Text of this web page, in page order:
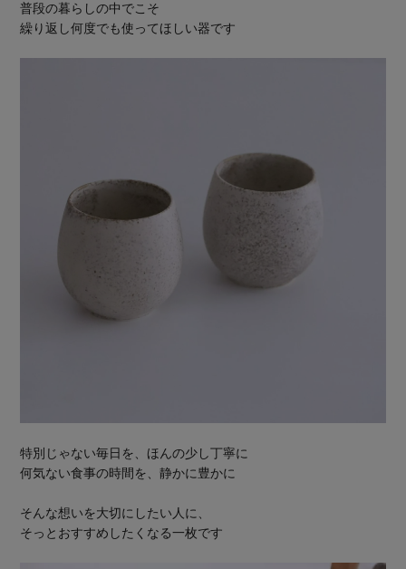
普段の暮らしの中でこそ
繰り返し何度でも使ってほしい器です
特別じゃない毎日を、ほんの少し丁寧に
何気ない食事の時間を、静かに豊かに
そんな想いを大切にしたい人に、
そっとおすすめしたくなる一枚です